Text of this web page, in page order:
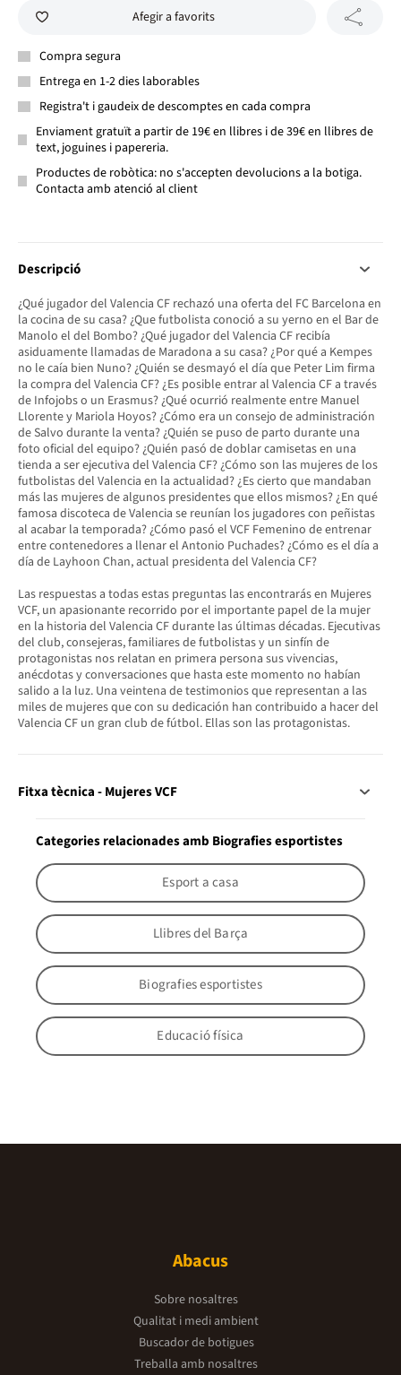
Afegir a favorits
Compra segura
Entrega en 1-2 dies laborables
Registra't i gaudeix de descomptes en cada compra
Enviament gratuït a partir de 19€ en llibres i de 39€ en llibres de
text, joguines i papereria.
Productes de robòtica: no s'accepten devolucions a la botiga.
Contacta amb atenció al client
Descripció
¿Qué jugador del Valencia CF rechazó una oferta del FC Barcelona en
la cocina de su casa? ¿Que futbolista conoció a su yerno en el Bar de
Manolo el del Bombo? ¿Qué jugador del Valencia CF recibía
asiduamente llamadas de Maradona a su casa? ¿Por qué a Kempes
no le caía bien Nuno? ¿Quién se desmayó el día que Peter Lim firma
la compra del Valencia CF? ¿Es posible entrar al Valencia CF a través
de Infojobs o un Erasmus? ¿Qué ocurrió realmente entre Manuel
Llorente y Mariola Hoyos? ¿Cómo era un consejo de administración
de Salvo durante la venta? ¿Quién se puso de parto durante una
foto oficial del equipo? ¿Quién pasó de doblar camisetas en una
tienda a ser ejecutiva del Valencia CF? ¿Cómo son las mujeres de los
futbolistas del Valencia en la actualidad? ¿Es cierto que mandaban
más las mujeres de algunos presidentes que ellos mismos? ¿En qué
famosa discoteca de Valencia se reunían los jugadores con peñistas
al acabar la temporada? ¿Cómo pasó el VCF Femenino de entrenar
entre contenedores a llenar el Antonio Puchades? ¿Cómo es el día a
día de Layhoon Chan, actual presidenta del Valencia CF?
Las respuestas a todas estas preguntas las encontrarás en Mujeres
VCF, un apasionante recorrido por el importante papel de la mujer
en la historia del Valencia CF durante las últimas décadas. Ejecutivas
del club, consejeras, familiares de futbolistas y un sinfín de
protagonistas nos relatan en primera persona sus vivencias,
anécdotas y conversaciones que hasta este momento no habían
salido a la luz. Una veintena de testimonios que representan a las
miles de mujeres que con su dedicación han contribuido a hacer del
Valencia CF un gran club de fútbol. Ellas son las protagonistas.
Fitxa tècnica - Mujeres VCF
Categories relacionades amb Biografies esportistes
Esport a casa
Llibres del Barça
Biografies esportistes
Educació física
Abacus
Sobre nosaltres
Qualitat i medi ambient
Buscador de botigues
Treballa amb nosaltres